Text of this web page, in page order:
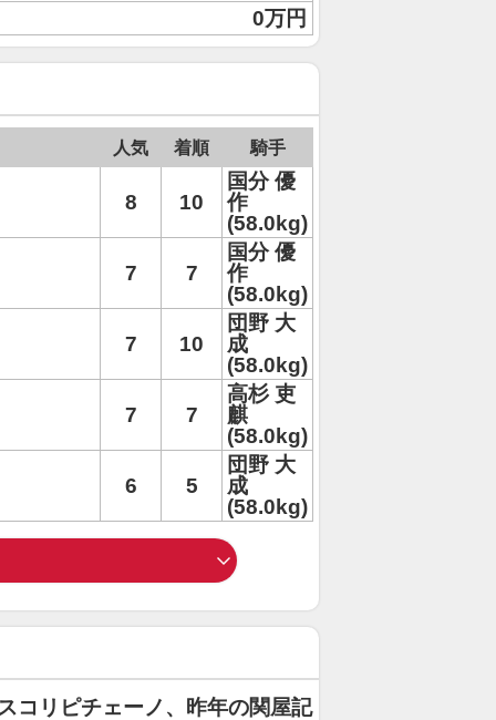
0万円
人気 着順 騎手
8 10
国分 優
作
(58.0kg)
7 7
国分 優
作
(58.0kg)
7 10
団野 大
成
(58.0kg)
7 7
高杉 吏
麒
(58.0kg)
6 5
団野 大
成
(58.0kg)
コリピチェーノ、昨年の関屋記